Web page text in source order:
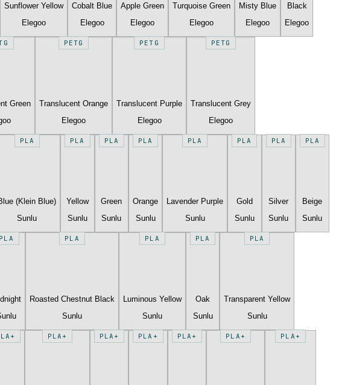
Sunflower Yellow
Elegoo
Cobalt Blue
Elegoo
Apple Green
Elegoo
Turquoise Green
Elegoo
Misty Blue
Elegoo
Black
Elegoo
Green
PETG
Translucent Orange
Elegoo
PETG
Translucent Purple
Elegoo
PETG
Translucent Grey
Elegoo
PLA
(Klein Blue)
Sunlu
PLA
Yellow
Sunlu
PLA
Green
Sunlu
PLA
Orange
Sunlu
PLA
Lavender Purple
Sunlu
PLA
Gold
Sunlu
PLA
Silver
Sunlu
PLA
Beige
Sunlu
PLA PLA
Roasted Chestnut Black
Sunlu
PLA
Luminous Yellow
Sunlu
PLA
Oak
Sunlu
PLA
Transparent Yellow
Sunlu
PLA+ PLA+ PLA+ PLA+ PLA+ PLA+